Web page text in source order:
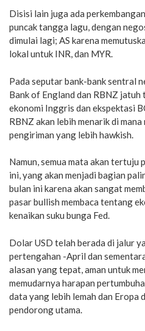
Disisi lain juga ada
puncak tangga lagu, dengan
dimulai lagi; AS karena
lokal untuk INR, dan MYR.
Pada seputar bank-bank sentral
Bank of England dan RBNZ jatuh
ekonomi Inggris dan ekspektasi
RBNZ akan lebih menarik di
pengiriman yang lebih hawkish.
Namun, semua mata akan tertuju
ini, yang akan menjadi bagian
bulan ini karena akan sangat
pasar bullish membaca tentang
kenaikan suku bunga Fed.
Dolar USD telah berada di jalur
pertengahan -April dan
alasan yang tepat, aman untuk
memudarnya harapan
data yang lebih lemah dan Eropa
pendorong utama.